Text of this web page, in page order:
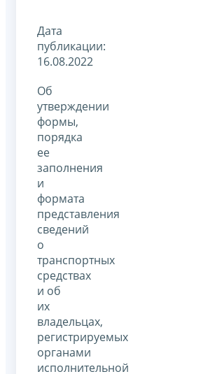
Дата
публикации:
16.08.2022
Об
утверждении
формы,
порядка
ее
заполнения
и
формата
представления
сведений
о
транспортных
средствах
и об
их
владельцах,
регистрируемых
органами
исполнительной